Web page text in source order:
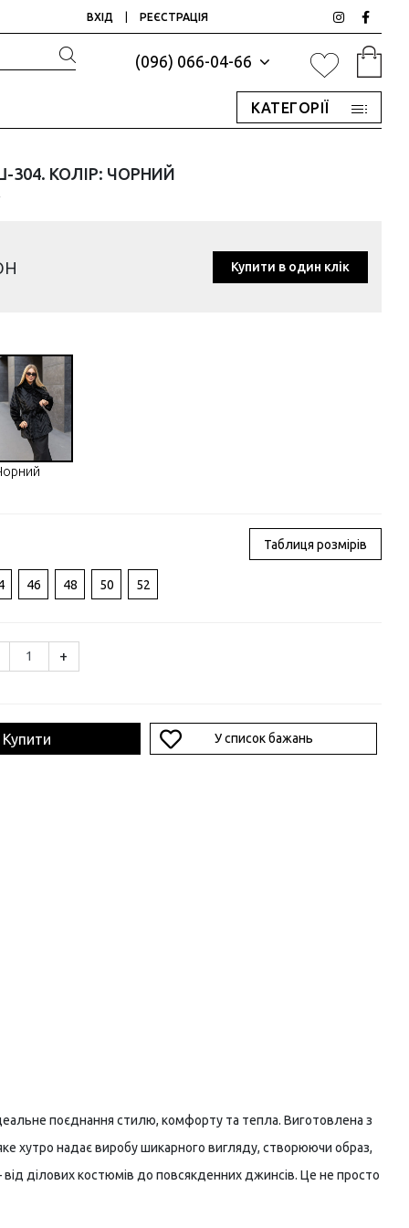
ВХІД РЕЄСТРАЦІЯ
(096) 066-04-66
КАТЕГОРІЇ
304. КОЛІР: ЧОРНИЙ
Купити в один клік
Таблиця розмірів
46 48 50 52
+
Купити У список бажань
поєднання стилю, комфорту та тепла. Виготовлена з
хутро надає виробу шикарного вигляду, створюючи образ,
ділових костюмів до повсякденних джинсів. Це не просто